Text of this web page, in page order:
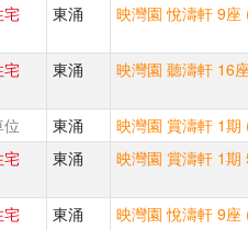
宅 東涌 映灣園 悅濤軒 9座
宅 東涌 映灣園 聽濤軒 16
位 東涌 映灣園 賞濤軒 1期
宅 東涌 映灣園 賞濤軒 1期
宅 東涌 映灣園 悅濤軒 9座